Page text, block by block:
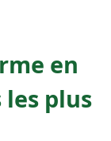
en
les plus